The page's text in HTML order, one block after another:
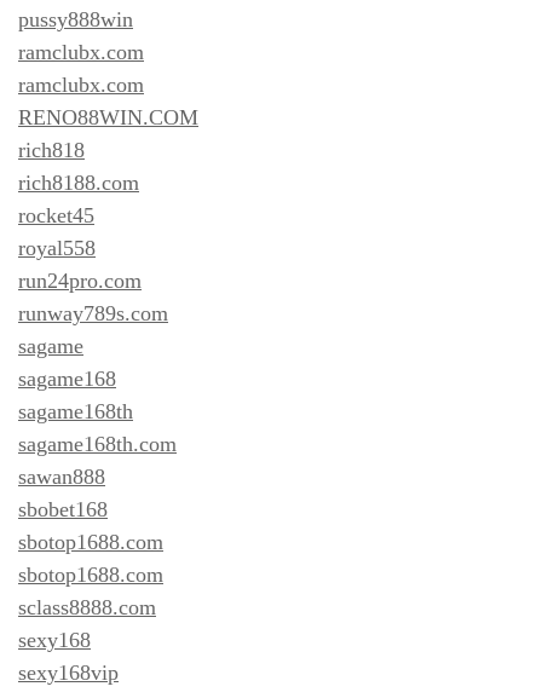
pussy888win
ramclubx.com
ramclubx.com
RENO88WIN.COM
rich818
rich8188.com
rocket45
royal558
run24pro.com
runway789s.com
sagame
sagame168
sagame168th
sagame168th.com
sawan888
sbobet168
sbotop1688.com
sbotop1688.com
sclass8888.com
sexy168
sexy168vip